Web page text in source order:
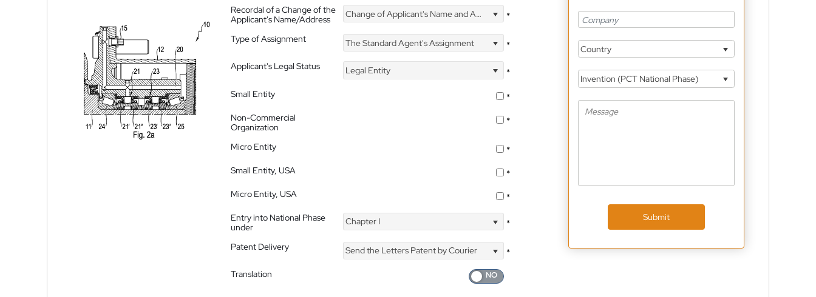
Recordal of a Change of the
Applicant's Name/Address
Change of Applicant's Name and Address *
Type of Assignment The Standard Agent's Assignment
*
Applicant's Legal Status
Legal Entity
*
Small Entity
*
Non-Commercial
Organization
*
Micro Entity
*
Small Entity, USA
*
Micro Entity, USA
*
Entry into National Phase
under
Chapter I *
Patent Delivery Send the Letters Patent by Courier
*
Translation
Country
Invention (PCT National Phase)
Submit